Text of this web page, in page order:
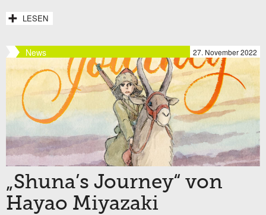
LESEN
News 27. November 2022
„Shuna’s Journey“ von
Hayao Miyazaki